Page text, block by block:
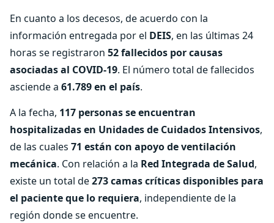
En cuanto a los decesos, de acuerdo con la
información entregada por el DEIS, en las últimas 24
horas se registraron 52 fallecidos por causas
asociadas al COVID-19. El número total de fallecidos
asciende a 61.789 en el país.
A la fecha, 117 personas se encuentran
hospitalizadas en Unidades de Cuidados Intensivos,
de las cuales 71 están con apoyo de ventilación
mecánica. Con relación a la Red Integrada de Salud,
existe un total de273 camas críticas disponibles para
el paciente que lo requiera, independiente de la
región donde se encuentre.